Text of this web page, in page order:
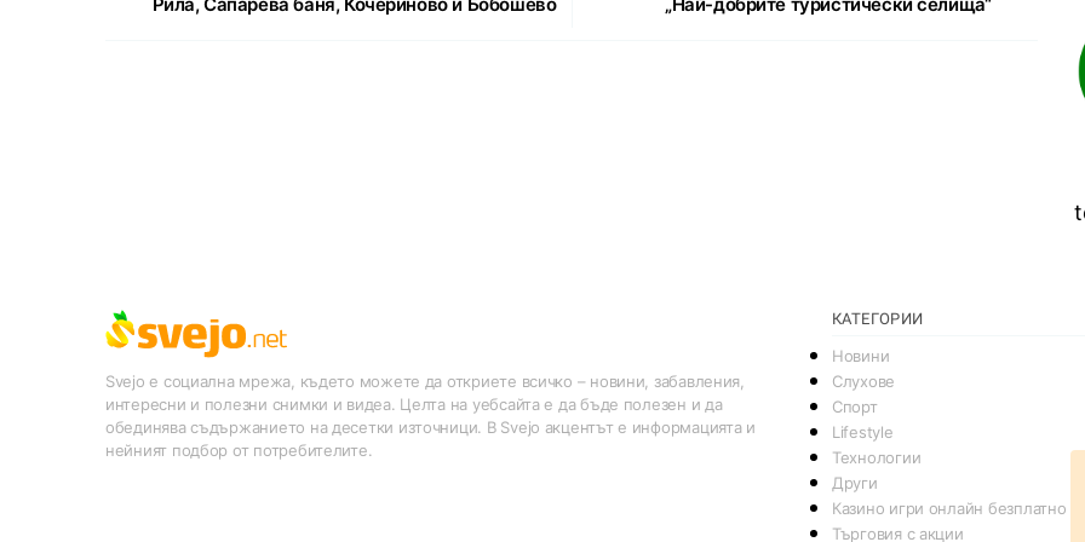
Svejo е социална мрежа, където можете да откриете всичко – новини, забавления,
интересни и полезни снимки и видеа. Целта на уебсайта е да бъде полезен и да
обединява съдържанието на десетки източници. В Svejo акцентът е информацията и
нейният подбор от потребителите.
КАТЕГОРИИ
Новини
Слухове
Спорт
Lifestyle
Технологии
Други
Казино игри онлайн безплатно
Търговия с акции